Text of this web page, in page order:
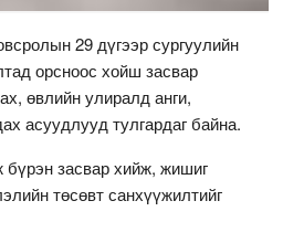
29 дүгээр сургуулийн
орсноос хойш засвар
өвлийн улиралд анги,
асуудлууд тулгардаг байна.
засвар хийж, жишиг
төсөвт санхүүжилтийг